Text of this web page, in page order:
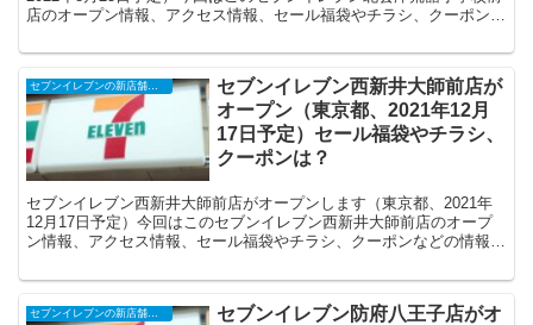
店のオープン情報、アクセス情報、セール福袋やチラシ、クーポンな
セブンイレブンの新店舗開店予定・オープンセール（福袋）、クーポンなど
セブンイレブン西新井大師前店が
オープン（東京都、2021年12月
17日予定）セール福袋やチラシ、
クーポンは？
セブンイレブン西新井大師前店がオープンします（東京都、2021年
12月17日予定）今回はこのセブンイレブン西新井大師前店のオープ
ン情報、アクセス情報、セール福袋やチラシ、クーポンなどの情報に
セブンイレブン防府八王子店がオ